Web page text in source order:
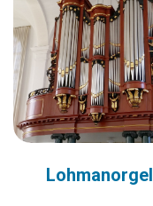
Lohmanorgel